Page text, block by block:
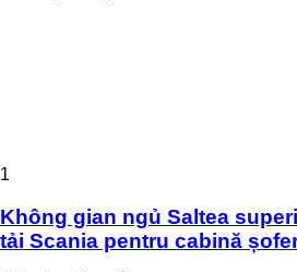
1
Không gian ngủ Saltea
tải Scania pentru cabină